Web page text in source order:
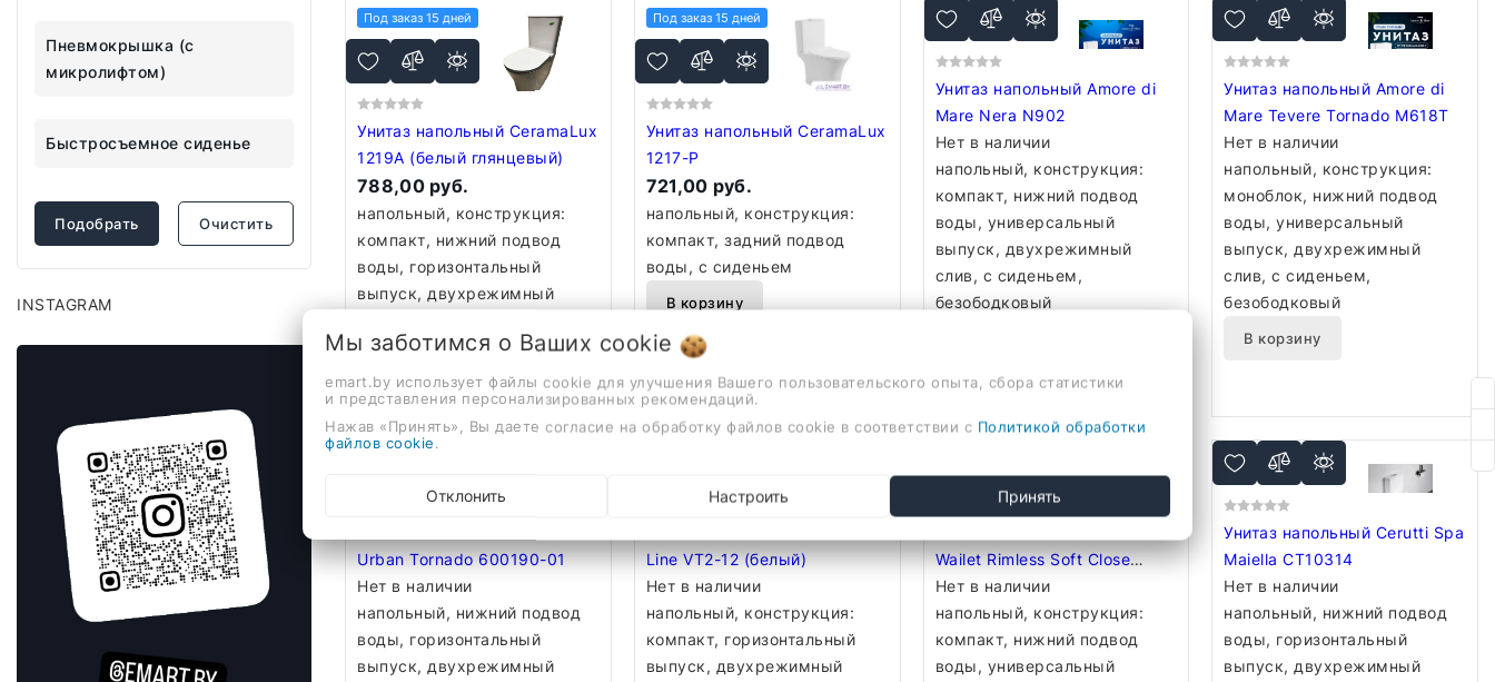
Пневмокрышка (с
микролифтом)
Быстросъемное сиденье
Подобрать Очистить
INSTAGRAM
Под заказ 15 дней
Унитаз напольный CeramaLux
1219A (белый глянцевый)
788,00 руб.
напольный, конструкция:
компакт, нижний подвод
воды, горизонтальный
выпуск, двухрежимный
безободковый
В корзину
Под заказ 15 дней
Унитаз напольный CeramaLux
1217-P
721,00 руб.
напольный, конструкция:
компакт, задний подвод
воды, с сиденьем
В корзину
Унитаз напольный Amore di
Mare Nera N902
Нет в наличии
напольный, конструкция:
компакт, нижний подвод
воды, универсальный
выпуск, двухрежимный
слив, с сиденьем,
безободковый
Унитаз напольный Amore di
Mare Tevere Tornado M618T
Нет в наличии
напольный, конструкция:
моноблок, нижний подвод
воды, универсальный
выпуск, двухрежимный
слив, с сиденьем,
безободковый
В корзину
Urban Tornado 600190-01
Нет в наличии
напольный, нижний подвод
воды, горизонтальный
выпуск, двухрежимный
Line VT2-12 (белый)
Нет в наличии
напольный, конструкция:
компакт, горизонтальный
выпуск, двухрежимный
Wailet Rimless Soft Close
600175-01
Нет в наличии
напольный, конструкция:
компакт, нижний подвод
воды, универсальный
Унитаз напольный Cerutti Spa
Maiella CT10314
Нет в наличии
напольный, нижний подвод
воды, горизонтальный
выпуск, двухрежимный
Мы заботимся о Ваших cookie
emart.by использует файлы cookie для улучшения Вашего пользовательского опыта, сбора статистики
и представления персонализированных рекомендаций.
Нажав «Принять», Вы даете согласие на обработку файлов cookie в соответствии с Политикой обработки
файлов cookie.
Отклонить Настроить Принять